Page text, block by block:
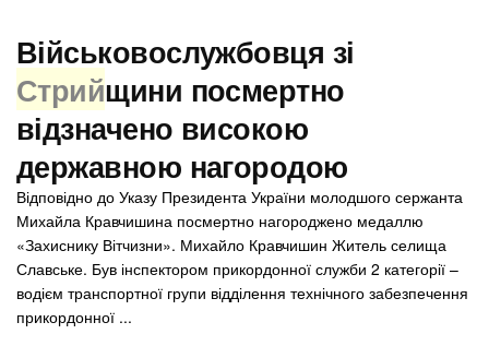
Військовослужбовця зі
Стрийщини посмертно
відзначено високою
державною нагородою
Відповідно до Указу Президента України молодшого сержанта
Михайла Кравчишина посмертно нагороджено медаллю
«Захиснику Вітчизни». Михайло Кравчишин Житель селища
Славське. Був інспектором прикордонної служби 2 категорії –
водієм транспортної групи відділення технічного забезпечення
прикордонної ...